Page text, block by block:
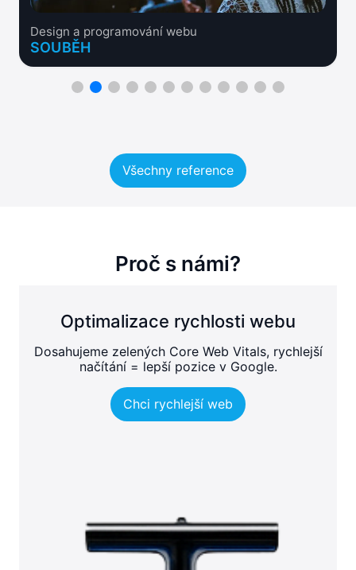
Design a programování webu
SOUBĚH
Všechny reference
Proč s námi?
Optimalizace rychlosti webu
Dosahujeme zelených Core Web Vitals, rychlejší
načítání = lepší pozice v Google.
Chci rychlejší web